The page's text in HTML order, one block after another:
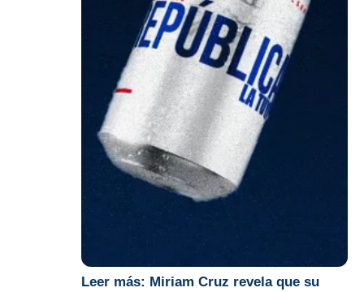
Leer más: Miriam Cruz revela que su